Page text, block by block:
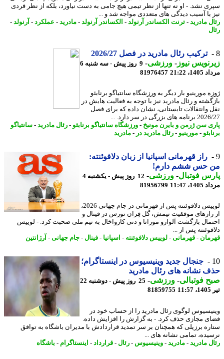
نشد. - او نه تنها از نظر تیمی هیچ جامی به دست نیاورد، بلکه از نظر فردی
با آسیب دیدگی های متعددی مواجه شد و ...
مادرید- ترنت الکساندر آرنولد -الکساندر آرنولد -مادرید- عملکرد-آرنولد -
ترکیب رئال مادرید در فصل 2026/27
نیوز-ورزشی-
9 روز پیش - سه شنبه 6
21:22
81976457
مورینیو بار دیگر به ورزشگاه سانتیاگو برنابئو
و رئال مادرید نیز با توجه به فعالیت هایش در
وانتقالات تابستانی، نشان داده که برای فصل
های بزرگی در سر دارد. ...
سن ژرمن و بایرن مونیخ-ورزشگاه سانتیاگو برنابئو -رئال مادرید- سانتیاگو
-مورینیو-رئال مادرید در- مادرید
راز قهرمانی اسپانیا از زبان دلافوئنته:
حس ششم دارم!
فوتبال-ورزشی-
12 روز پیش - یکشنبه 4
11:47
81956799
لوییس دلافوئنته پس از قهرمانی در جام جهانی 2026،
موفقیت تیمش، گل فِران تورس در فینال و
بازگشت آلوارو موراتا و دنی کارواخال به تیم ملی صحبت کرد. - لوییس
پس از ...
-قهرمانی-لوییس دلافوئنته-اسپانیا-فینال-جام جهانی-آرژانتین
جنجال جدید وینیسیوس در اینستاگرام؛
نشانه های رئال مادرید
فوتبالی-ورزشی-
25 روز پیش - دوشنبه 22
81859755
لوگوی رئال مادرید را از حساب خود در
مجازی حذف کرد. - به گزارش را افزایش داده.
برزیلی که همچنان بر سر تمدید قراردادش با مدیران باشگاه به توافق
تمامی نشانه های ...
مادرید- مادرید- وینیسیوس-رئال -قرارداد -اینستاگرام- باشگاه